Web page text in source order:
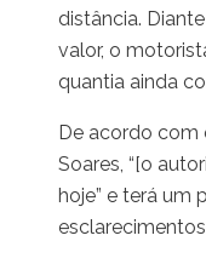
distância.
valor, o
quantia ainda
De acordo com
Soares, “[o
hoje” e terá um